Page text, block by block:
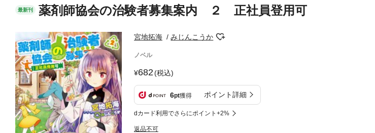
最新刊 薬剤師協会の治験者募集案内 ２ 正社員登用可
宮地拓海 みじんこうか
ノベル
682(税込)
6pt獲得 ポイント詳細
dカード利用でさらにポイント+2%
返品不可